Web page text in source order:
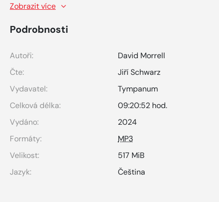
Zobrazit více
Podrobnosti
Autoři:
David Morrell
Čte:
Jiří Schwarz
Vydavatel:
Tympanum
Celková délka:
09:20:52 hod.
Vydáno:
2024
Formáty:
MP3
Velikost:
517 MiB
Jazyk:
Čeština